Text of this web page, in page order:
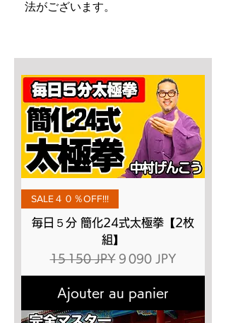
法がございます。
SALE４０％OFF!!!
毎日５分 簡化24式太極拳【2枚
組】
Prix original
15 150 JPY Prix promotionnel
9 090 JPY
Ajouter au panier